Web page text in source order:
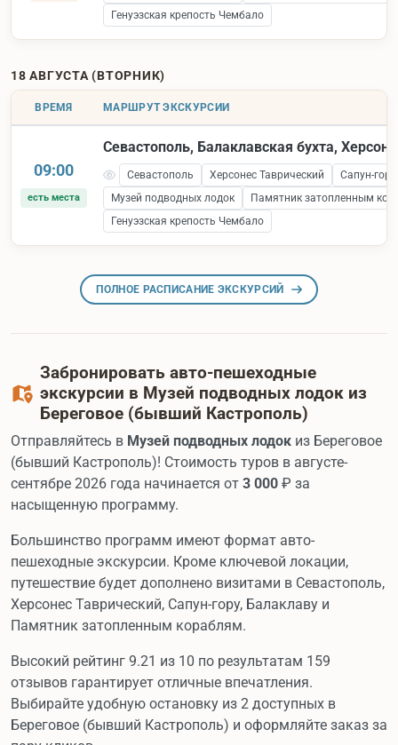
Генуэзская крепость Чембало
18 АВГУСТА (ВТОРНИК)
ВРЕМЯ МАРШРУТ ЭКСКУРСИИ
09:00
есть места
Севастополь, Балаклавская бухта,
Севастополь Херсонес Таврический
Сапун-гора
Музей подводных лодок
Памятник затопленным
Генуэзская крепость Чембало
ПОЛНОЕ РАСПИСАНИЕ ЭКСКУРСИЙ
Забронировать авто-пешеходные
экскурсии в Музей подводных лодок из
Береговое (бывший Кастрополь)
Отправляйтесь в Музей подводных лодок из Береговое
(бывший Кастрополь)! Стоимость туров в августе-
сентябре 2026 года начинается от 3 000 ₽ за
насыщенную программу.
Большинство программ имеют формат авто-
пешеходные экскурсии. Кроме ключевой локации,
путешествие будет дополнено визитами в Севастополь,
Херсонес Таврический, Сапун-гору, Балаклаву и
Памятник затопленным кораблям.
Высокий рейтинг 9.21 из 10 по результатам 159
отзывов гарантирует отличные впечатления.
Выбирайте удобную остановку из 2 доступных в
Береговое (бывший Кастрополь) и оформляйте заказ за